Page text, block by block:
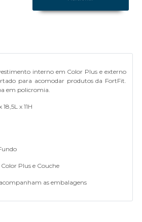
interno em Color Plus e externo
para acomodar produtos da FortFit.
em policromia.
x 11H
Plus e Couche
as embalagens